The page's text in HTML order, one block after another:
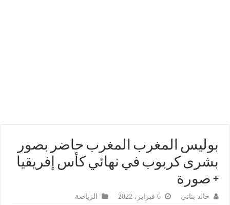
المغرب المغرب حاضر بصور
كربوب في نهائي كأس إفريقيا
صورة
خالد بناني الرياضة